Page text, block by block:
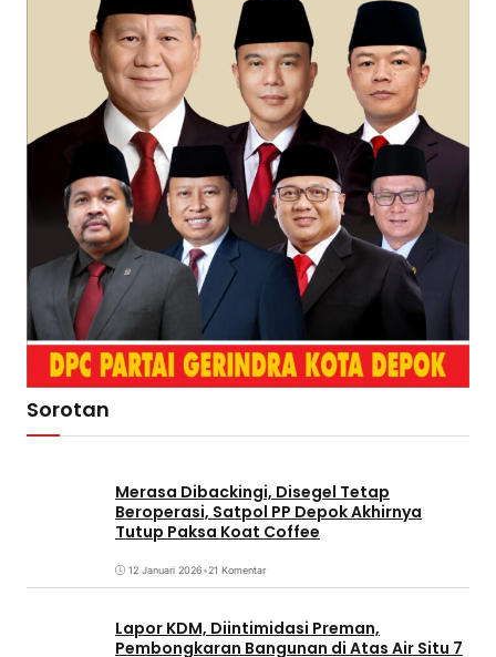
Sorotan
Merasa Dibackingi, Disegel Tetap
Beroperasi, Satpol PP Depok Akhirnya
Tutup Paksa Koat Coffee
12 Januari 2026•21 Komentar
Lapor KDM, Diintimidasi Preman,
Pembongkaran Bangunan di Atas Air Situ 7